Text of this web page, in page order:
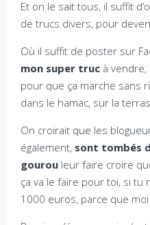
Et on le sait tous, il suffit
de trucs divers, pour
Où il suffit de poster sur
mon super truc à vendre,
pour que ça marche sans
dans le hamac, sur la
On croirait que les
également, sont tombés
gourou leur faire croire
ça va le faire pour toi, si tu
1000 euros, parce que moi